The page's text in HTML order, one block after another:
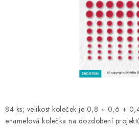
Moje objednávka
Obchodní
Podmínky ochrany osobních údajů
84 ks; velikost koleček je 0,8 + 0,6 +
enamelová kolečka na dozdobení